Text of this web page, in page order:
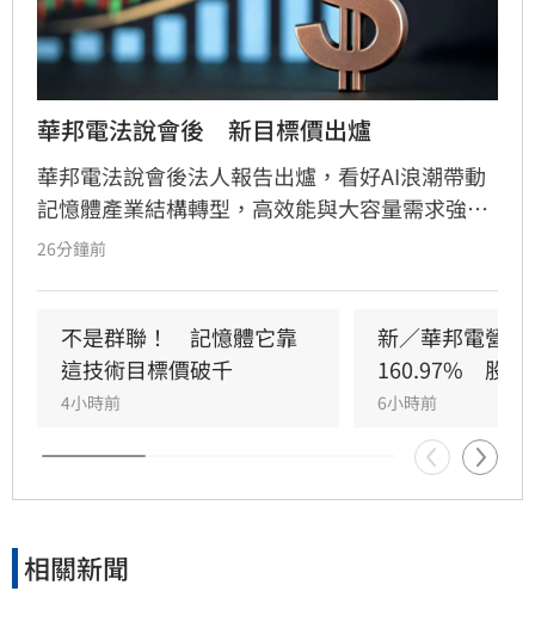
華邦電法說會後　新目標價出爐
華邦電法說會後法人報告出爐，看好AI浪潮帶動
記憶體產業結構轉型，高效能與大容量需求強
勁，推升DRAM與Flash報價持續走揚。華邦電第
擎，公司並大幅調升2026年資本支出至395億
元，全力衝刺高雄廠擴產與先進製程。法人分析
指出，隨AI需求爆發，2027年記憶體供需缺口將
擴大，華邦電中長線營運看俏，兩家本土券商分
別給予200元及275元目標價，市場對其獲利爆發
力寄予厚望。提醒投資人，投資股票具備風險，
26分鐘前
不是群聯！　記憶體它靠
這技術目標價破千
4小時前
新／華邦電營收
160.97%　股價
6小時前
相關新聞